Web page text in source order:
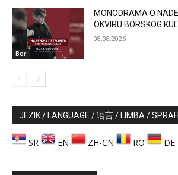
Bor
MONODRAMA O
OKVIRU BORSKOG
08.08.2026
JEZIK / LANGUAGE / 语言 / LIMBA /
SR EN ZH-CN RO DE